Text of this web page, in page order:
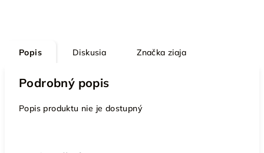
Popis Diskusia Značka ziaja
Podrobný popis
Popis produktu nie je dostupný